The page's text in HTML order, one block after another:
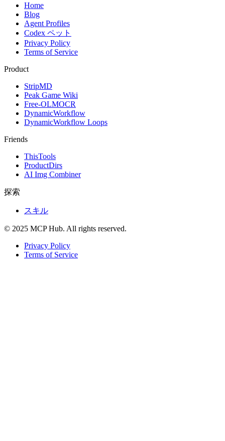
Home
Blog
Agent Profiles
Codex ペット
Privacy Policy
Terms of Service
Product
StripMD
Peak Game Wiki
Free-OLMOCR
DynamicWorkflow
DynamicWorkflow Loops
Friends
ThisTools
ProductDirs
AI Img Combiner
探索
スキル
© 2025 MCP Hub. All rights reserved.
Privacy Policy
Terms of Service